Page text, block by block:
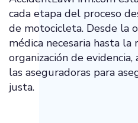
cada etapa del proceso
de motocicleta. Desde la
médica necesaria hasta la
organización de
las aseguradoras para
justa.